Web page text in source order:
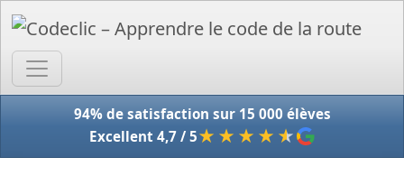
94% de satisfaction sur 15 000 élèves
Excellent 4,7 / 5★★★★ ★